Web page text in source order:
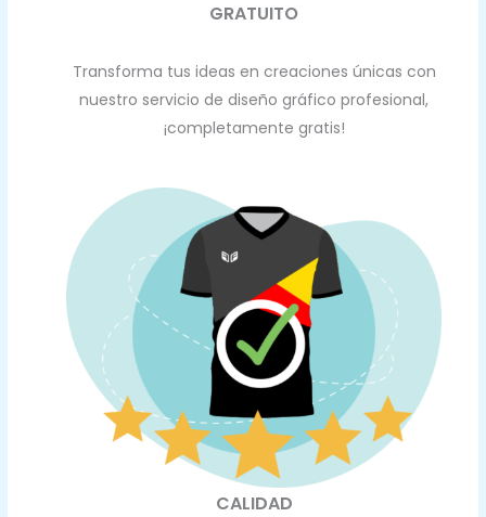
GRATUITO
Transforma tus ideas en creaciones únicas con
nuestro servicio de diseño gráfico profesional,
¡completamente gratis!
CALIDAD